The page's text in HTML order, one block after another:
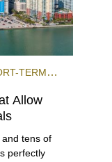
TERM
Allow
tens of
perfectly